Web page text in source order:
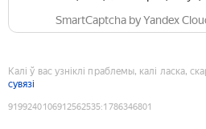
SmartCaptcha by Yandex
Калі ў вас узніклі праблемы, калі ласка,
сувязі
9199240106912562535:1786346801